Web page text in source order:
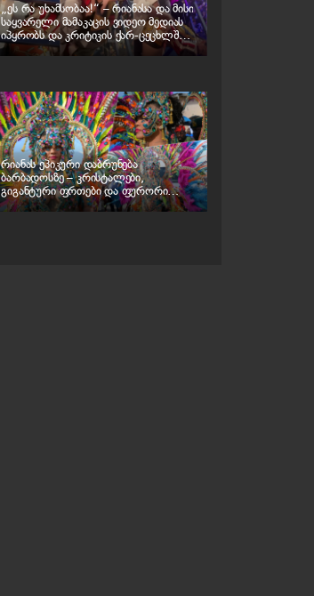
„ეს რა უხამსობაა!“ – რიანასა და მისი
საყვარელი მამაკაცის ვიდეო მედიას
იპყრობს და კრიტიკის ქარ-ცეცხლში
ეხვევა
რიანას ეპიკური დაბრუნება
ბარბადოსზე – კრისტალები,
გიგანტური ფრთები და ფურორი
კარნავალზე